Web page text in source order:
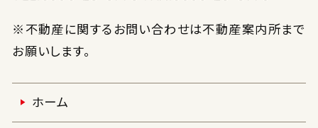
※不動産に関するお問い合わせは不動産案内所まで
ホーム